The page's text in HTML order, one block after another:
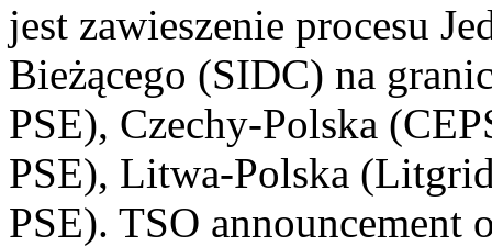
jest zawieszenie procesu
Bieżącego (SIDC) na
PSE), Czechy-Polska
PSE), Litwa-Polska
PSE). TSO announcement